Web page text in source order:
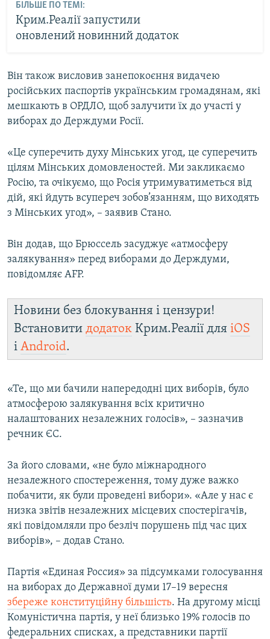
БІЛЬШЕ ПО ТЕМІ:
Крим.Реалії запустили
оновлений новинний додаток
Він також висловив занепокоєння видачею
російських паспортів українським громадянам, які
мешкають в ОРДЛО, щоб залучити їх до участі у
виборах до Держдуми Росії.
«Це суперечить духу Мінських угод, це суперечить
цілям Мінських домовленостей. Ми закликаємо
Росію, та очікуємо, що Росія утримуватиметься від
дій, які йдуть всупереч зобов’язанням, що виходять
з Мінських угод», – заявив Стано.
Він додав, що Брюссель засуджує «атмосферу
залякування» перед виборами до Держдуми,
повідомляє AFP.
Новини без блокування і цензури!
Встановити додаток Крим.Реалії для iOS
і Android.
«Те, що ми бачили напередодні цих виборів, було
атмосферою залякування всіх критично
налаштованих незалежних голосів», – зазначив
речник ЄС.
За його словами, «не було міжнародного
незалежного спостереження, тому дуже важко
побачити, як були проведені вибори». «Але у нас є
низка звітів незалежних місцевих спостерігачів,
які повідомляли про безліч порушень під час цих
виборів», – додав Стано.
Партія «Единая Россия» за підсумками голосування
на виборах до Державної думи 17–19 вересня
збереже конституційну більшість. На другому місці
Комуністична партія, у неї близько 19% голосів по
федеральних списках, а представники партії